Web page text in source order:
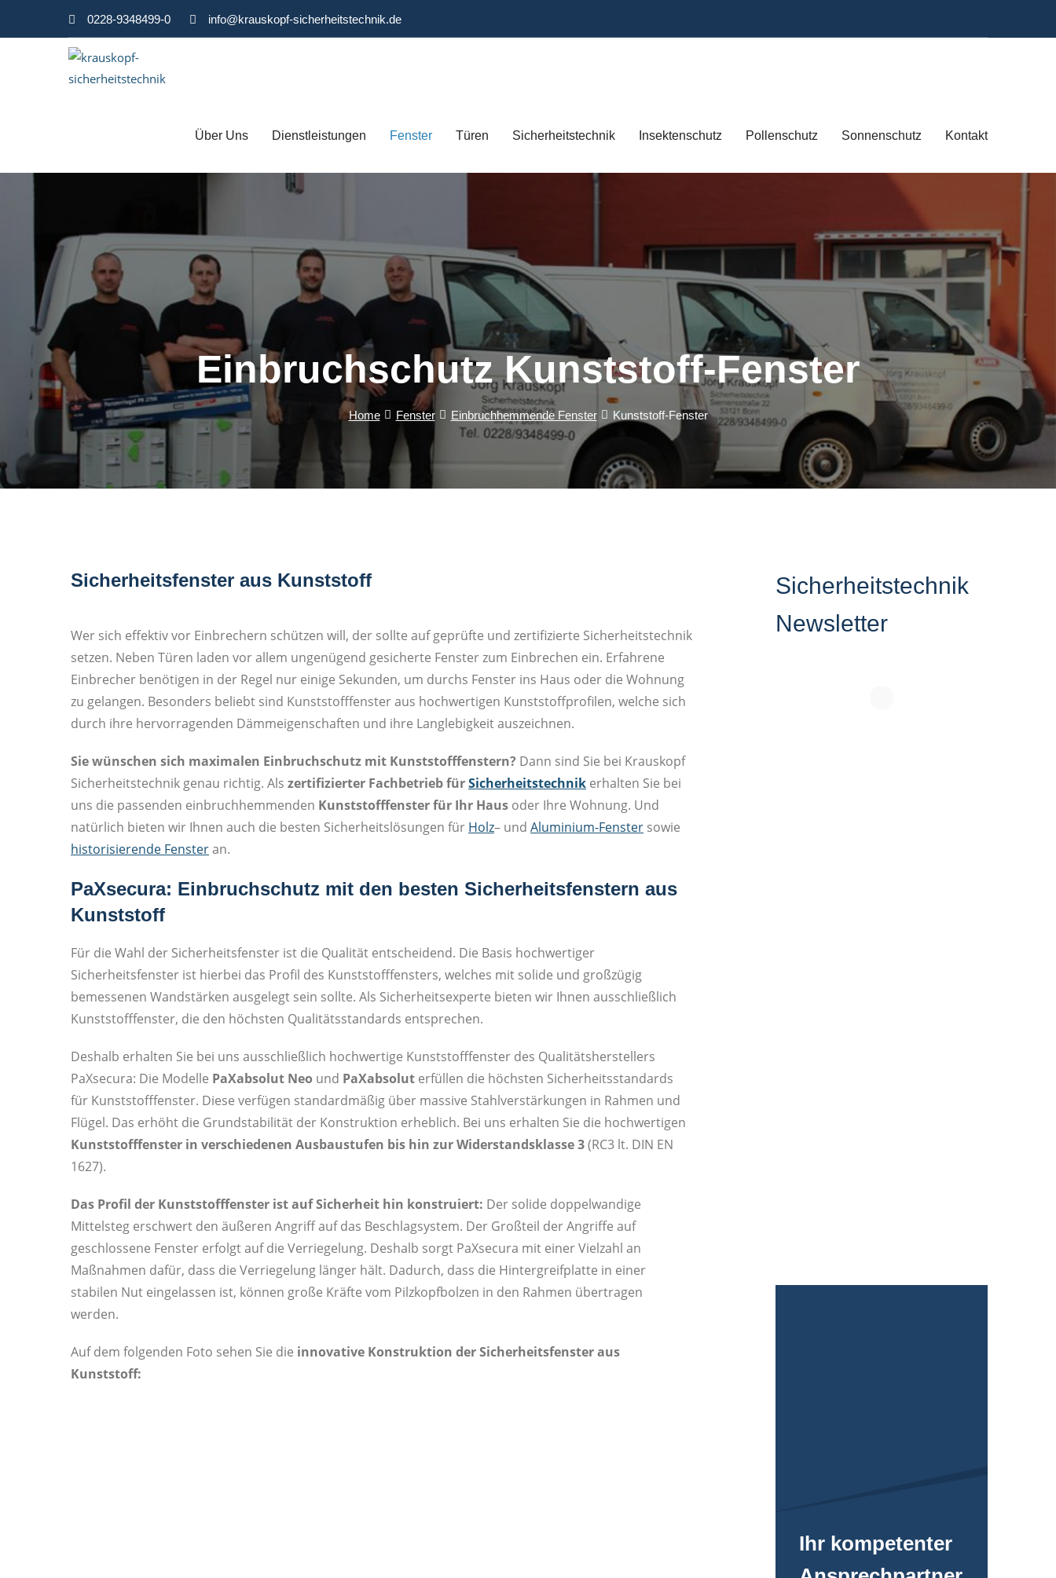
0228-9348499-0 info@krauskopf-sicherheitstechnik.de
Über Uns Dienstleistungen Fenster Türen Sicherheitstechnik Insektenschutz Pollenschutz Sonnenschutz Kontakt
Einbruchschutz Kunststoff-Fenster
Home Fenster Einbruchhemmende Fenster Kunststoff-Fenster
Sicherheitsfenster aus Kunststoff
Wer sich effektiv vor Einbrechern schützen will, der sollte auf geprüfte und zertifizierte Sicherheitstechnik
setzen. Neben Türen laden vor allem ungenügend gesicherte Fenster zum Einbrechen ein. Erfahrene
Einbrecher benötigen in der Regel nur einige Sekunden, um durchs Fenster ins Haus oder die Wohnung
zu gelangen. Besonders beliebt sind Kunststofffenster aus hochwertigen Kunststoffprofilen, welche sich
durch ihre hervorragenden Dämmeigenschaften und ihre Langlebigkeit auszeichnen.
Sie wünschen sich maximalen Einbruchschutz mit Kunststofffenstern? Dann sind Sie bei Krauskopf
Sicherheitstechnik genau richtig. Als zertifizierter Fachbetrieb fürSicherheitstechnik erhalten Sie bei
uns die passenden einbruchhemmenden Kunststofffenster für Ihr Haus oder Ihre Wohnung. Und
natürlich bieten wir Ihnen auch die besten Sicherheitslösungen für Holz– und Aluminium-Fenster sowie
historisierende Fensteran.
PaXsecura: Einbruchschutz mit den besten Sicherheitsfenstern aus
Kunststoff
Für die Wahl der Sicherheitsfenster ist die Qualität entscheidend. Die Basis hochwertiger
Sicherheitsfenster ist hierbei das Profil des Kunststofffensters, welches mit solide und großzügig
bemessenen Wandstärken ausgelegt sein sollte. Als Sicherheitsexperte bieten wir Ihnen ausschließlich
Kunststofffenster, die den höchsten Qualitätsstandards entsprechen.
Deshalb erhalten Sie bei uns ausschließlich hochwertige Kunststofffenster des Qualitätsherstellers
PaXsecura: Die Modelle PaXabsolut Neo und PaXabsolut erfüllen die höchsten Sicherheitsstandards
für Kunststofffenster. Diese verfügen standardmäßig über massive Stahlverstärkungen in Rahmen und
Flügel. Das er­­höht die Grundstabilität der Konstruktion erheb­lich. Bei uns erhalten Sie die hochwertigen
Kunststofffenster in verschiedenen Ausbaustufen bis hin zur Widerstandsklasse 3(RC3 lt. DIN EN
1627).
Das Profil der Kunststofffenster ist auf Sicherheit hin konstruiert: Der solide doppel­wandige
Mittelsteg erschwert den äußeren Angriff auf das Beschlag­­system. Der Großteil der Angriffe auf
geschlossene Fenster erfolgt auf die Verriegelung. Deshalb sorgt PaXsecura mit einer Vielzahl an
Maßnahmen dafür, dass die Verriegelung länger hält. Dadurch, dass die Hintergreifplatte in einer
stabilen Nut eingelassen ist, können große Kräfte vom Pilzkopfbolzen in den Rahmen übertragen
werden.
Auf dem folgenden Foto sehen Sie die innovative Konstruktion der Sicherheitsfenster aus
Kunststoff:
Sicherheitstechnik
Newsletter
Ihr kompetenter